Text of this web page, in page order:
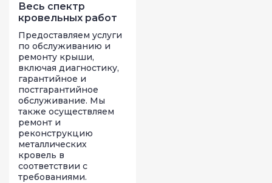
Весь спектр
кровельных работ
Предоставляем услуги
по обслуживанию и
ремонту крыши,
включая диагностику,
гарантийное и
постгарантийное
обслуживание. Мы
также осуществляем
ремонт и
реконструкцию
металлических
кровель в
соответствии с
требованиями.